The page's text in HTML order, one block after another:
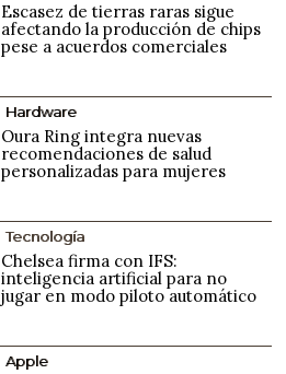
Escasez de tierras raras sigue
afectando la producción de chips
pese a acuerdos comerciales
Hardware
Oura Ring integra nuevas
recomendaciones de salud
personalizadas para mujeres
Tecnología
Chelsea firma con IFS:
inteligencia artificial para no
jugar en modo piloto automático
Apple